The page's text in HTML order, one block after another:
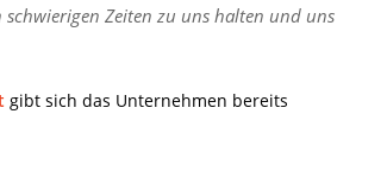
Zeiten zu uns halten und uns
gibt sich das Unternehmen bereits